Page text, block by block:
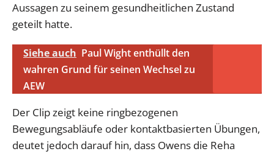
Aussagen zu seinem gesundheitlichen Zustand
geteilt hatte.
Siehe auch Paul Wight enthüllt den
wahren Grund für seinen Wechsel zu
AEW
Der Clip zeigt keine ringbezogenen
Bewegungsabläufe oder kontaktbasierten Übungen,
deutet jedoch darauf hin, dass Owens die Reha